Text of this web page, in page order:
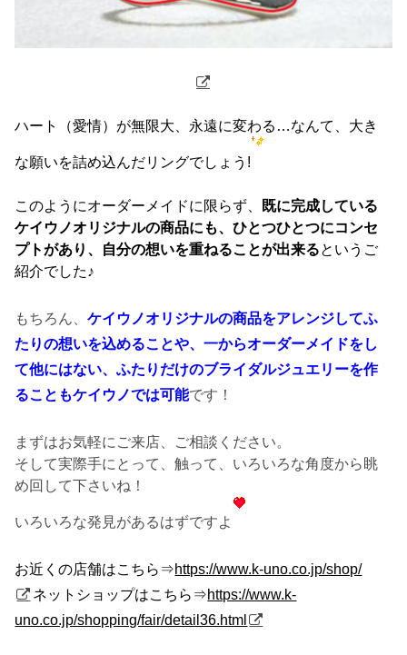
ハート（愛情）が無限大、永遠に変わる…なんて、大き
な願いを詰め込んだリングでしょう!
このようにオーダーメイドに限らず、
既に完成している
ケイウノオリジナルの商品にも、ひとつひとつにコンセ
プトがあり、自分の想いを重ねることが出来るというご
紹介でした♪
もちろん、ケイウノオリジナルの商品をアレンジしてふ
たりの想いを込めることや、一からオーダーメイドをし
て他にはない、ふたりだけのブライダルジュエリーを作
ることもケイウノでは可能です！
まずはお気軽にご来店、ご相談ください。
そして実際手にとって、触って、いろいろな角度から眺
め回して下さいね！
いろいろな発見があるはずですよ
お近くの店舗はこちら⇒https://www.k-uno.co.jp/shop/
ネットショップはこちら⇒https://www.k-
uno.co.jp/shopping/fair/detail36.html